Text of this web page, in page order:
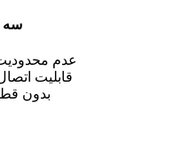
سه
عدم
قابلیت
بدون